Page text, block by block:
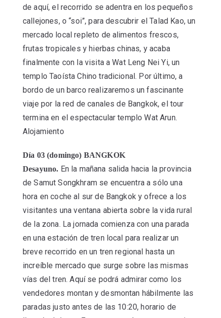
de aquí, el recorrido se adentra en los pequeños
callejones, o “soi”, para descubrir el Talad Kao, un
mercado local repleto de alimentos frescos,
frutas tropicales y hierbas chinas, y acaba
finalmente con la visita a Wat Leng Nei Yi, un
templo Taoísta Chino tradicional. Por último, a
bordo de un barco realizaremos un fascinante
viaje por la red de canales de Bangkok, el tour
termina en el espectacular templo Wat Arun.
Alojamiento
Día 03 (domingo) BANGKOK
Desayuno. En la mañana salida hacia la provincia
de Samut Songkhram se encuentra a sólo una
hora en coche al sur de Bangkok y ofrece a los
visitantes una ventana abierta sobre la vida rural
de la zona. La jornada comienza con una parada
en una estación de tren local para realizar un
breve recorrido en un tren regional hasta un
increíble mercado que surge sobre las mismas
vías del tren. Aquí se podrá admirar como los
vendedores montan y desmontan hábilmente las
paradas justo antes de las 10:20, horario de